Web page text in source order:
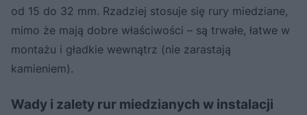
od 15 do 32 mm. Rzadziej stosuje się rury miedziane,
mimo że mają dobre właściwości – są trwałe, łatwe w
montażu i gładkie wewnątrz (nie zarastają
kamieniem).
Wady i zalety rur miedzianych w instalacji